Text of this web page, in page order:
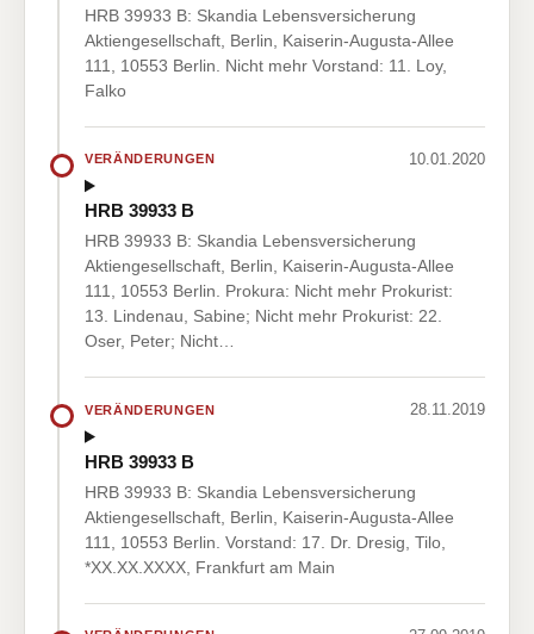
HRB 39933 B: Skandia Lebensversicherung
Aktiengesellschaft, Berlin, Kaiserin-Augusta-Allee
111, 10553 Berlin. Nicht mehr Vorstand: 11. Loy,
Falko
VERÄNDERUNGEN 10.01.2020
HRB 39933 B
HRB 39933 B: Skandia Lebensversicherung
Aktiengesellschaft, Berlin, Kaiserin-Augusta-Allee
111, 10553 Berlin. Prokura: Nicht mehr Prokurist:
13. Lindenau, Sabine; Nicht mehr Prokurist: 22.
Oser, Peter; Nicht…
VERÄNDERUNGEN 28.11.2019
HRB 39933 B
HRB 39933 B: Skandia Lebensversicherung
Aktiengesellschaft, Berlin, Kaiserin-Augusta-Allee
111, 10553 Berlin. Vorstand: 17. Dr. Dresig, Tilo,
*XX.XX.XXXX, Frankfurt am Main